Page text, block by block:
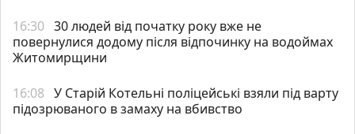
16:30 30 людей від початку року вже не
повернулися додому після відпочинку на водоймах
Житомирщини
16:08 У Старій Котельні поліцейські взяли під варту
підозрюваного в замаху на вбивство